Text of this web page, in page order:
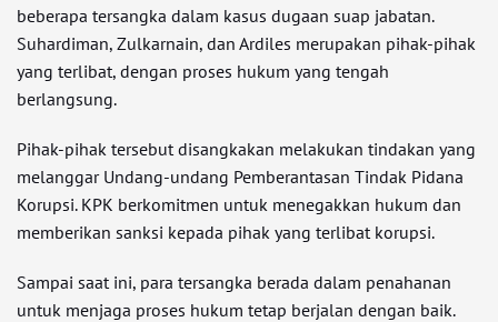
beberapa tersangka dalam kasus dugaan suap jabatan.
Suhardiman, Zulkarnain, dan Ardiles merupakan pihak-pihak
yang terlibat, dengan proses hukum yang tengah
berlangsung.
Pihak-pihak tersebut disangkakan melakukan tindakan yang
melanggar Undang-undang Pemberantasan Tindak Pidana
Korupsi. KPK berkomitmen untuk menegakkan hukum dan
memberikan sanksi kepada pihak yang terlibat korupsi.
Sampai saat ini, para tersangka berada dalam penahanan
untuk menjaga proses hukum tetap berjalan dengan baik.